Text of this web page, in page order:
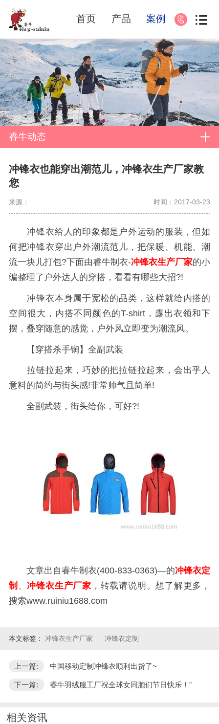
首页 产品 案例
睿牛动态
冲锋衣也能穿出潮范儿，冲锋衣生产厂家教
您
来源： 时间：2017-03-23
冲锋衣给人的印象都是户外运动的服装，但如
何把冲锋衣穿出户外潮流范儿，把保暖、机能、潮
流一块儿打包?下面由睿牛制衣-冲锋衣生产厂家的小
编整理了户外达人的穿搭，看看有哪些大招?!
冲锋衣本身属于宽松的品类，这样就给内搭的
空间很大，内搭不同颜色的T-shirt，露出衣领和下
摆，叠穿随意的感觉，户外风立即变为潮流风。
【穿搭杀手锏】全副武装
拉链拉起来，巧妙的把拉链拉起来，会出乎人
意料的简约与街头感!非常帅气且简单!
全副武装，街头给你，可好?!
文章出自睿牛制衣(400-833-0363)—的冲锋衣定
制 、冲锋衣生产厂家 ，转载请说明。想了解更多，
搜索www.ruiniu1688.com
本文标签： 冲锋衣生产厂家 冲锋衣定制
上一篇: 中国移动定制冲锋衣顺利出货了~
下一篇: 睿牛羽绒服工厂祝全球女同胞们节日快乐！"
相关资讯